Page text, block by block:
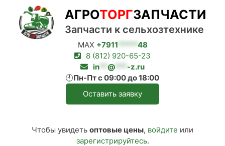
Перейти
содержимому
MAX +7911 ***** 48
8 (812) 920-65-23
in
@ *** -z.ru
🕘Пн-Пт с 09:00 до 18:00
Оставить заявку
Чтобы увидеть оптовые цены, войдите или
зарегистрируйтесь.
АГРОТОРГЗАПЧАСТИ
Запчасти к сельхозтехнике